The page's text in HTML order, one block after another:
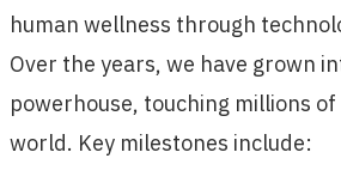
human wellness through
Over the years, we have grown
powerhouse, touching millions
world. Key milestones include: